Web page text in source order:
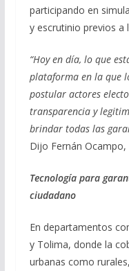
participando en
y escrutinio previos a
“Hoy en día, lo que
plataforma en la que
postular actores
transparencia y
brindar todas las
Dijo Fernán Ocampo,
Tecnología para
ciudadano
En departamentos
y Tolima, donde la
urbanas como